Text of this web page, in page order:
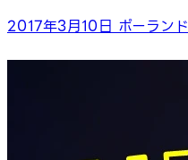
2017年3月10日 ポーランド